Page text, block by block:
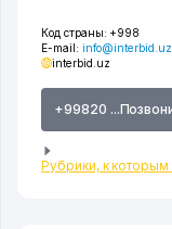
Код страны: +998
E-mail: info@interbid.uz
interbid.uz
+99820
Рубрики, к которым